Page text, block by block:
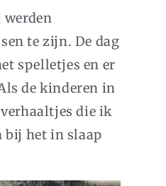
werden
te zijn. De dag
spelletjes en er
de kinderen in
die ik
bij het in slaap